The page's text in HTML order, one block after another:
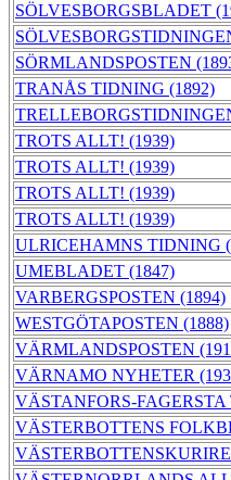
SÖLVESBORGSBLADET
SÖRMLANDSPOSTEN
TRANÅS TIDNING (1892)
TROTS ALLT! (1939)
TROTS ALLT! (1939)
TROTS ALLT! (1939)
TROTS ALLT! (1939)
ULRICEHAMNS TIDNING
UMEBLADET (1847)
VARBERGSPOSTEN (1894)
WESTGÖTAPOSTEN (1888)
VÄRMLANDSPOSTEN
VÄRNAMO NYHETER
VÄSTANFORS-
VÄSTERBOTTENS